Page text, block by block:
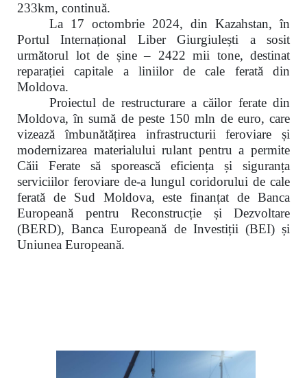
233km, continuă.
La 17 octombrie 2024,din Kazahstan, în
Portul Internațional Liber Giurgiulești a sosit
următorul lot de șine – 2422 mii tone, destinat
reparației capitale a liniilor de cale ferată din
Moldova.
Proiectul de restructurare a căilor ferate din
Moldova, în sumă de peste 150 mln de euro, care
vizează îmbunătățirea infrastructurii feroviare și
modernizarea materialului rulant pentru a permite
Căii Ferate să sporească eficiența și siguranța
serviciilor feroviare de-a lungul coridorului de cale
ferată de Sud Moldova, este finanțat de Banca
Europeană pentru Reconstrucție și Dezvoltare
(BERD), Banca Europeană de Investiții (BEI) și
Uniunea Europeană.